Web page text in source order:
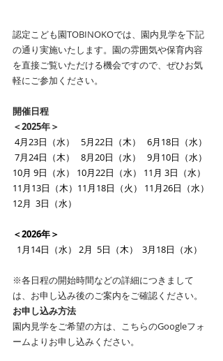
認定こども園TOBINOKOでは、園内見学を下記
の通り実施いたします。園の雰囲気や保育内容
を直接ご覧いただける機会ですので、ぜひお気
軽にご参加ください。
開催日程
＜2025年＞
4月23日（水）   5月22日（木）   6月18日（水）
7月24日（木）   8月20日（水）   9月10日（水）
10月 9日（水） 10月22日（水） 11月 3日（水）
11月13日（木）11月18日（火） 11月26日（水）
12月  3日（水）
​＜2026年＞
1月14日（水） 2月  5日（木）  3月18日（水）
※各日程の開始時間などの詳細につきまして
は、お申し込み後のご案内をご確認ください。
お申し込み方法
園内見学をご希望の方は、こちらのGoogleフォ
ームよりお申し込みください。